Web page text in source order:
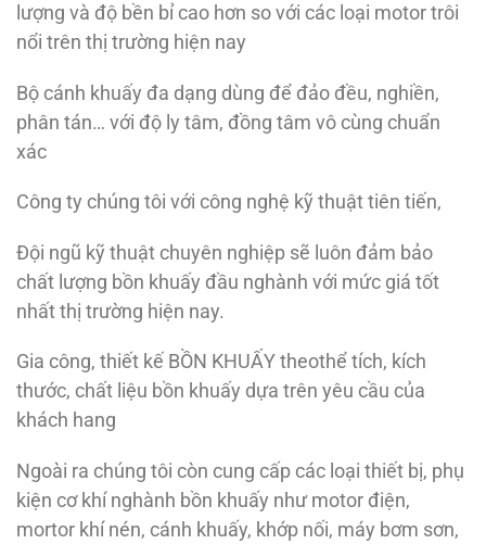
lượng và độ bền bỉ cao hơn so với các loại motor trôi
nổi trên thị trường hiện nay
Bộ cánh khuấy đa dạng dùng để đảo đều, nghiền,
phân tán… với độ ly tâm, đồng tâm vô cùng chuẩn
xác
Công ty chúng tôi với công nghệ kỹ thuật tiên tiến,
Đội ngũ kỹ thuật chuyên nghiệp sẽ luôn đảm bảo
chất lượng bồn khuấy đầu nghành với mức giá tốt
nhất thị trường hiện nay.
Gia công, thiết kế BỒN KHUẤY theothể tích, kích
thước, chất liệu bồn khuấy dựa trên yêu cầu của
khách hang
Ngoài ra chúng tôi còn cung cấp các loại thiết bị, phụ
kiện cơ khí nghành bồn khuấy như motor điện,
mortor khí nén, cánh khuấy, khớp nối, máy bơm sơn,